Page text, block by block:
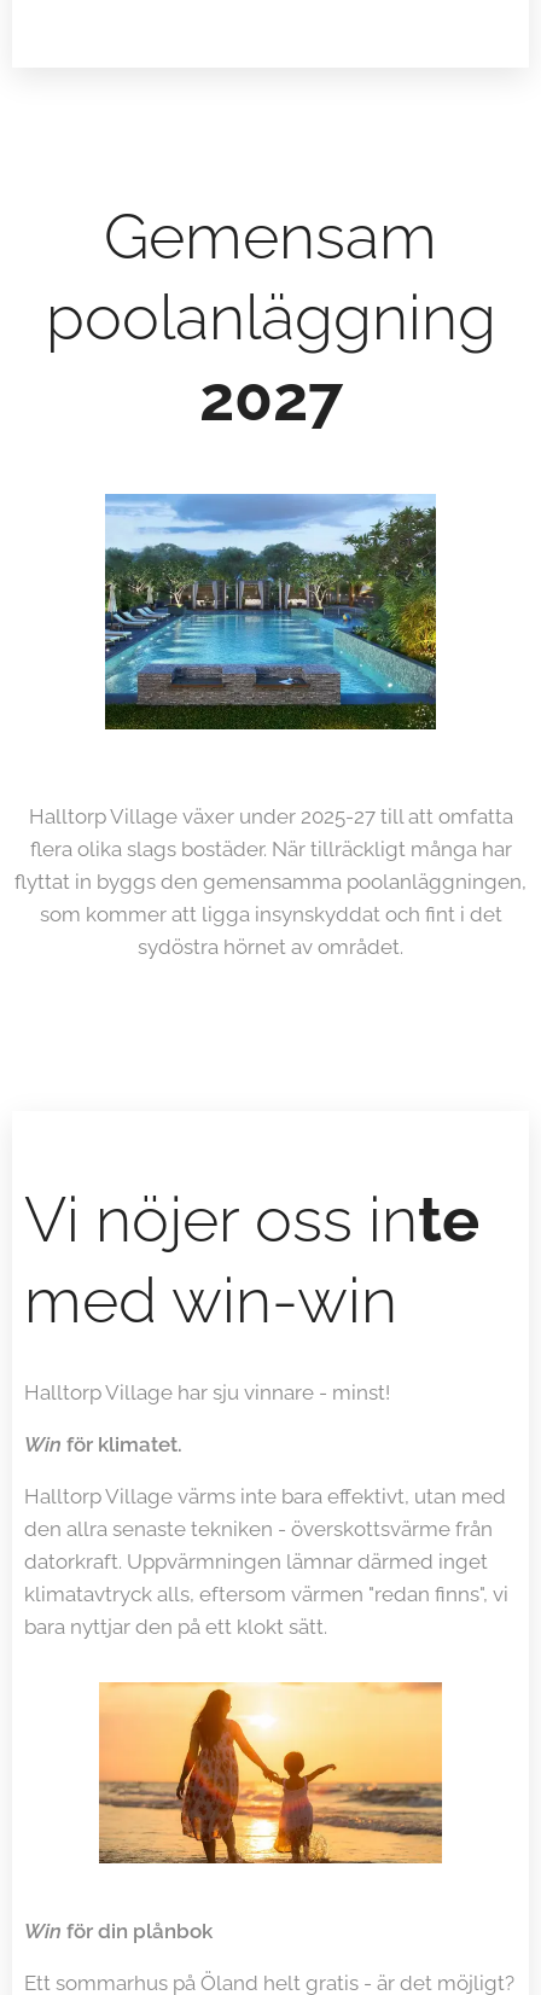
Gemensam
poolanläggning
2027
Halltorp Village växer under 2025-27 till att omfatta
flera olika slags bostäder. När tillräckligt många har
flyttat in byggs den gemensamma poolanläggningen,
som kommer att ligga insynskyddat och fint i det
sydöstra hörnet av området.
Vi nöjer oss inte
med win-win
Halltorp Village har sju vinnare - minst!
Win för klimatet.
Halltorp Village värms inte bara effektivt, utan med
den allra senaste tekniken - överskottsvärme från
datorkraft. Uppvärmningen lämnar därmed inget
klimatavtryck alls, eftersom värmen "redan finns", vi
bara nyttjar den på ett klokt sätt.
Win för din plånbok
Ett sommarhus på Öland helt gratis - är det möjligt?